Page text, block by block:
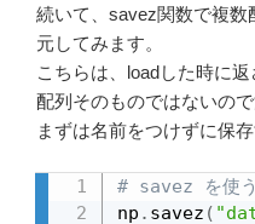
続いて、savez関数で複数
元してみます。
こちらは、loadした時に
配列そのものではないので
まずは名前をつけずに保存
# savez を使う
np . savez (